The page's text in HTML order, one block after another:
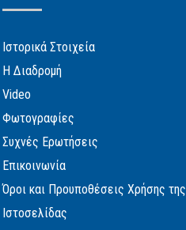
Ιστορικά Στοιχεία
Η Διαδρομή
Video
Φωτογραφίες
Συχνές Ερωτήσεις
Επικοινωνία
Όροι και Προυποθέσεις Χρήσης της
Ιστοσελίδας